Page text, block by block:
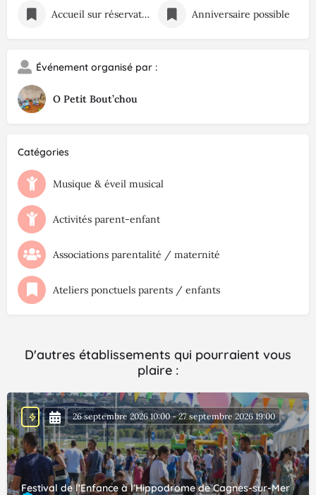
Accueil sur réservation Anniversaire possible
Événement organisé par :
O Petit Bout’chou
Catégories
Musique & éveil musical
Activités parent-enfant
Associations parentalité / maternité
Ateliers ponctuels parents / enfants
D'autres établissements qui pourraient vous
plaire :
Festival de l’Enfance à l’Hippodrome de Cagnes-sur-Mer
26 septembre 2026 10:00 - 27 septembre 2026 19:00